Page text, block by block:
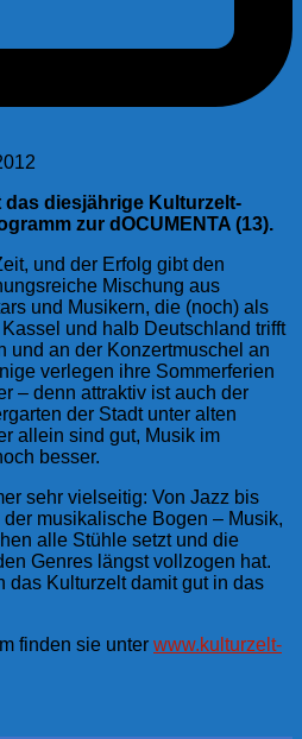
das diesjährige Kulturzelt-
zur dOCUMENTA (13).
und der Erfolg gibt den
Mischung aus
und Musikern, die (noch) als
und halb Deutschland trifft
und an der Konzertmuschel an
verlegen ihre Sommerferien
– denn attraktiv ist auch der
der Stadt unter alten
allein sind gut, Musik im
besser.
sehr vielseitig: Von Jazz bis
musikalische Bogen – Musik,
alle Stühle setzt und die
Genres längst vollzogen hat.
das Kulturzelt damit gut in das
finden sie unter www.kulturzelt-